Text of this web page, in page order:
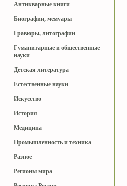
Антикварные книги
Биографии, мемуары
Гравюры, литографии
Гуманитарные и общественные
науки
Детская литература
Естественные науки
Искусство
История
Медицина
Промышленность и техника
Разное
Регионы мира